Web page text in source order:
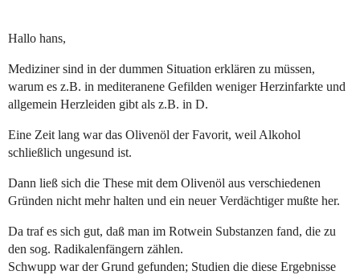
Hallo hans,
Mediziner sind in der dummen Situation erklären zu müssen,
warum es z.B. in mediteranene Gefilden weniger Herzinfarkte und
allgemein Herzleiden gibt als z.B. in D.
Eine Zeit lang war das Olivenöl der Favorit, weil Alkohol
schließlich ungesund ist.
Dann ließ sich die These mit dem Olivenöl aus verschiedenen
Gründen nicht mehr halten und ein neuer Verdächtiger mußte her.
Da traf es sich gut, daß man im Rotwein Substanzen fand, die zu
den sog. Radikalenfängern zählen.
Schwupp war der Grund gefunden; Studien die diese Ergebnisse